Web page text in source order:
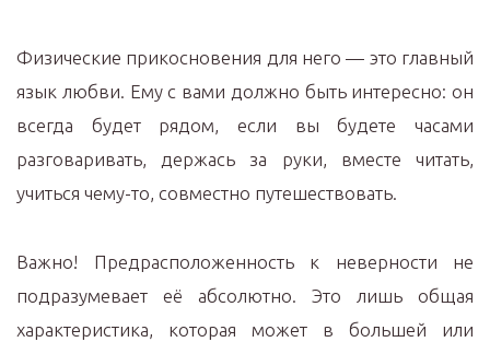
Физические прикосновения для него — это главный
язык любви. Ему с вами должно быть интересно: он
всегда будет рядом, если вы будете часами
разговаривать, держась за руки, вместе читать,
учиться чему-то, совместно путешествовать.
Важно! Предрасположенность к неверности не
подразумевает её абсолютно. Это лишь общая
характеристика, которая может в большей или